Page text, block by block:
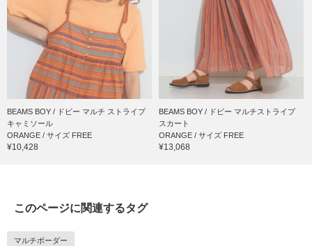
BEAMS BOY / ドビー マルチ ストライプ
キャミソール
ORANGE / サイズ FREE
¥10,428
BEAMS BOY / ドビー マルチストライプ
スカート
ORANGE / サイズ FREE
¥13,068
このページに関連するタグ
マルチボーダー